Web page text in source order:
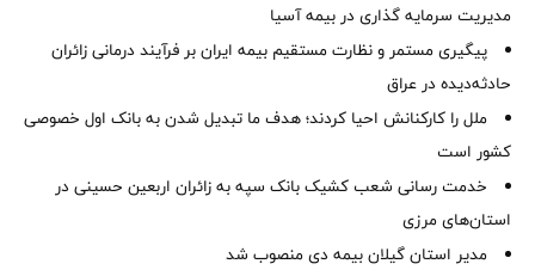
مدیریت سرمایه گذاری در بیمه آسیا
پیگیری مستمر و نظارت مستقیم بیمه ایران بر فرآیند درمانی زائران
حادثه‌دیده در عراق
ملل را کارکنانش احیا کردند؛ هدف ما تبدیل شدن به بانک اول خصوصی
کشور است
خدمت رسانی شعب کشیک بانک سپه به زائران اربعین حسینی در
استان‌‌های مرزی
‌مدیر استان گیلان بیمه دی منصوب شد